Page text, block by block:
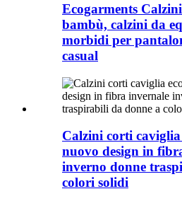
Ecogarments
bambù, calzini da
morbidi per
casual
Calzini corti caviglia
nuovo design in
inverno donne
colori solidi